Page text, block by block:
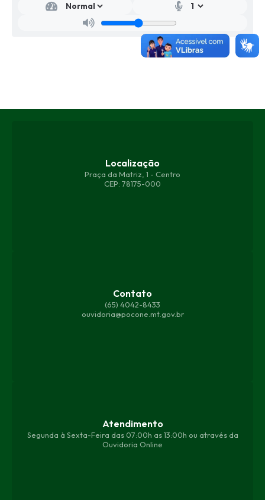
Localização
Praça da Matriz, 1 - Centro
CEP: 78175-000
Contato
(65) 4042-8433
ouvidoria@pocone.mt.gov.br
Atendimento
Segunda à Sexta-Feira das 07:00h as 13:00h ou através da
Ouvidoria Online